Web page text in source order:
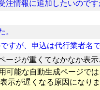
注情報に追加したいので
。
すが、申込は代行業者名
ージが重くてなかなか表
用可能な自動生成ページで
示が遅くなる原因になり